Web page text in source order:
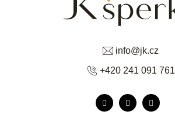
info@jk.cz
+420 241 091 761